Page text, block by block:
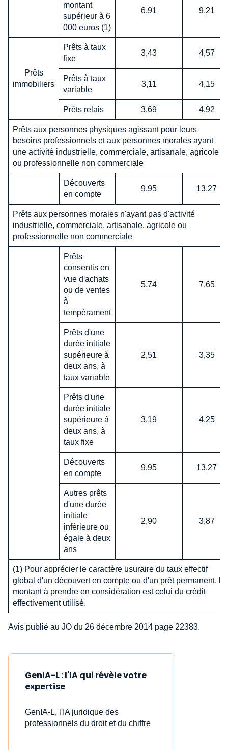
montant
supérieur à 6
000 euros (1)
6,91 9,21
Prêts
immobiliers
Prêts à taux
fixe
3,43 4,57
Prêts à taux
variable
3,11 4,15
Prêts relais 3,69 4,92
Prêts aux personnes physiques agissant pour leurs
besoins professionnels et aux personnes morales ayant
une activité industrielle, commerciale, artisanale, agricole
ou professionnelle non commerciale
Découverts
en compte
9,95 13,27
Prêts aux personnes morales n'ayant pas d'activité
industrielle, commerciale, artisanale, agricole ou
professionnelle non commerciale
Prêts
consentis en
vue d'achats
ou de ventes
à
tempérament
5,74 7,65
Prêts d'une
durée initiale
supérieure à
deux ans, à
taux variable
2,51 3,35
Prêts d'une
durée initiale
supérieure à
deux ans, à
taux fixe
3,19 4,25
Découverts
en compte
9,95 13,27
Autres prêts
d'une durée
initiale
inférieure ou
égale à deux
ans
2,90 3,87
(1) Pour apprécier le caractère usuraire du taux effectif
global d'un découvert en compte ou d'un prêt permanent, le
montant à prendre en considération est celui du crédit
effectivement utilisé.
Avis publié au JO du 26 décembre 2014 page 22383.
GenIA-L : l'IA qui révèle votre
expertise
GenIA-L, l'IA juridique des
professionnels du droit et du chiffre